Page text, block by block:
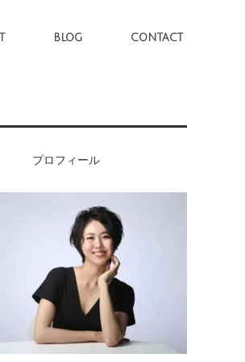
BLOG CONTACT
プロフィール